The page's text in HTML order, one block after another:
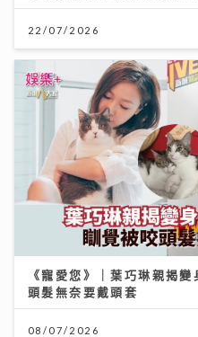
22/07/2026
《寵愛您》｜葉巧琳親揭
頭髮無奈要戴頭套
08/07/2026